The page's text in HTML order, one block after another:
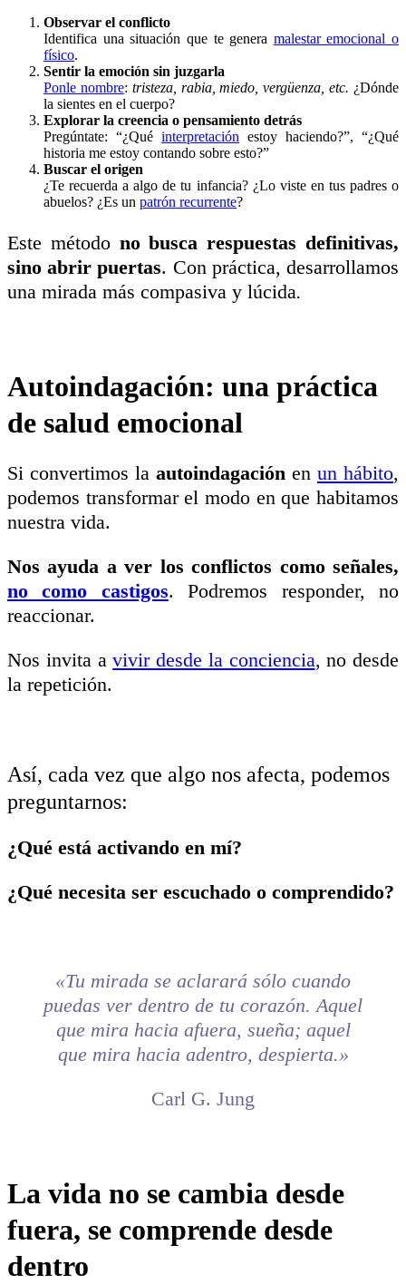
Observar el conflicto
Identifica una situación que te genera malestar emocional o
físico.
Sentir la emoción sin juzgarla
Ponle nombre: tristeza, rabia, miedo, vergüenza, etc. ¿Dónde
la sientes en el cuerpo?
Explorar la creencia o pensamiento detrás
Pregúntate: “¿Qué interpretación estoy haciendo?”, “¿Qué
historia me estoy contando sobre esto?”
Buscar el origen
¿Te recuerda a algo de tu infancia? ¿Lo viste en tus padres o
abuelos? ¿Es un patrón recurrente?
Este método no busca respuestas definitivas,
sino abrir puertas. Con práctica, desarrollamos
una mirada más compasiva y lúcida.
Autoindagación: una práctica
de salud emocional
Si convertimos la autoindagación en un hábito,
podemos transformar el modo en que habitamos
nuestra vida.
Nos ayuda a ver los conflictos como señales,
no como castigos. Podremos responder, no
reaccionar.
Nos invita avivir desde la conciencia, no desde
la repetición.
Así, cada vez que algo nos afecta, podemos
preguntarnos:
¿Qué está activando en mí?
¿Qué necesita ser escuchado o comprendido?
«Tu mirada se aclarará sólo cuando
puedas ver dentro de tu corazón. Aquel
que mira hacia afuera, sueña; aquel
que mira hacia adentro, despierta.»
Carl G. Jung
La vida no se cambia desde
fuera, se comprende desde
dentro